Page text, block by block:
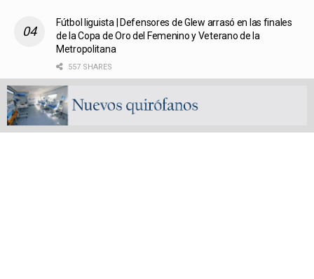
Fútbol liguista | Defensores de Glew arrasó en las finales
de la Copa de Oro del Femenino y Veterano de la
Metropolitana
557 SHARES
Transportes | Nueva conexión regional: la Línea 248 C
vinculará San Vicente con La Plata y el interior
bonaerense